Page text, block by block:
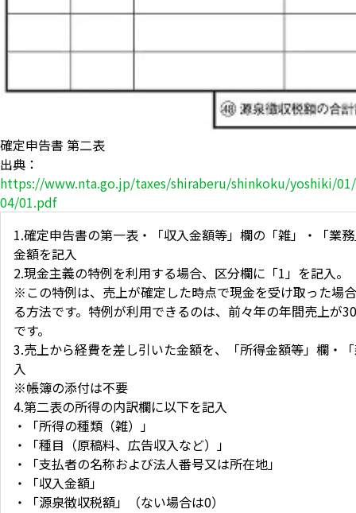
確定申告書 第二表
出典：
https://www.nta.go.jp/taxes/shiraberu/shinkoku/yoshiki/
04/01.pdf
1.確定申告書の第一表・「収入金額等」欄の「雑」・「業
金額を記入
2.現金主義の特例を利用する場合、区分欄に「1」を記入。
※この特例は、売上が確定した時点で現金を受け取った場
る方法です。特例が利用できるのは、前々年の年間売上が
です。
3.売上から経費を差し引いた金額を、「所得金額等」欄・
入
※帳簿の添付は不要
4.第二表の所得の内訳欄に以下を記入
・「所得の種類（雑）」
・「種目（原稿料、広告収入など）」
・「支払者の名称および法人番号又は所在地」
・「収入金額」
・「源泉徴収税額」（ない場合は0）